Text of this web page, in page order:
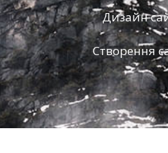
Дизайн
Створення